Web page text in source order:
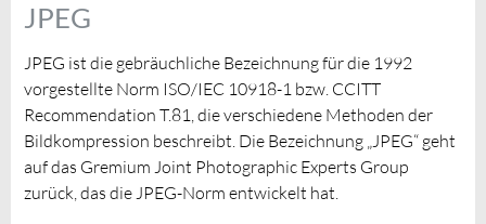
JPEG
JPEG ist die gebräuchliche Bezeichnung für die 1992
vorgestellte Norm ISO/IEC 10918-1 bzw. CCITT
Recommendation T.81, die verschiedene Methoden der
Bildkompression beschreibt. Die Bezeichnung „JPEG“ geht
auf das Gremium Joint Photographic Experts Group
zurück, das die JPEG-Norm entwickelt hat.